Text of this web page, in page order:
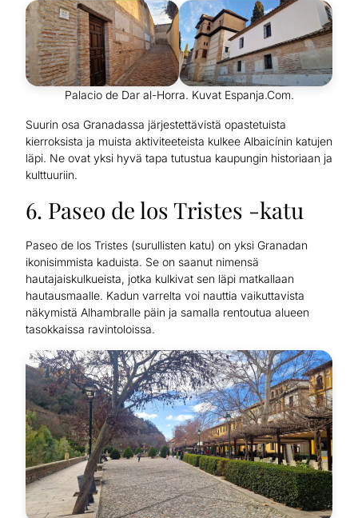
Palacio de Dar al-Horra. Kuvat Espanja.Com.
Suurin osa Granadassa järjestettävistä opastetuista
kierroksista ja muista aktiviteeteista kulkee Albaicínin katujen
läpi. Ne ovat yksi hyvä tapa tutustua kaupungin historiaan ja
kulttuuriin.
6. Paseo de los Tristes -katu
Paseo de los Tristes (surullisten katu) on yksi Granadan
ikonisimmista kaduista. Se on saanut nimensä
hautajaiskulkueista, jotka kulkivat sen läpi matkallaan
hautausmaalle. Kadun varrelta voi nauttia vaikuttavista
näkymistä Alhambralle päin ja samalla rentoutua alueen
tasokkaissa ravintoloissa.